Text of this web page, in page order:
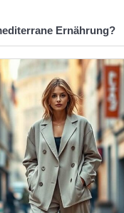
Ernährung?